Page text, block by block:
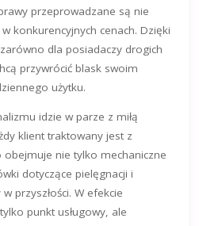
przeprowadzane są nie
konkurencyjnych cenach. Dzięki
dla posiadaczy drogich
przywrócić blask swoim
użytku.
idzie w parze z miłą
klient traktowany jest z
nie tylko mechaniczne
dotyczące pielęgnacji i
przyszłości. W efekcie
punkt usługowy, ale